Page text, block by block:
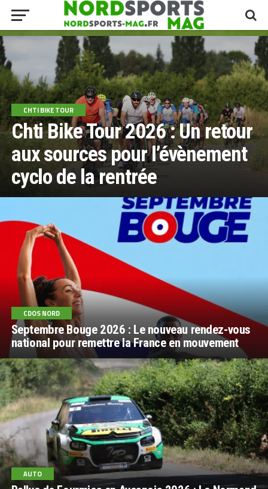
CHTI BIKE TOUR
Chti Bike Tour 2026 : Un retour
aux sources pour l’évènement
cyclo de la rentrée
CDOS NORD
Septembre Bouge 2026 : Le nouveau rendez-vous
national pour remettre la France en mouvement
AUTO